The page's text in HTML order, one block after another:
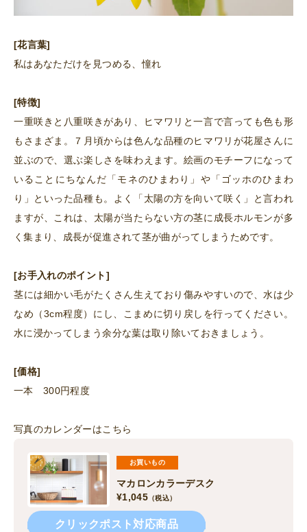
[花言葉]
私はあなただけを見つめる、憧れ
[特徴]
一重咲きと八重咲きがあり、ヒマワリと一言で言っても色も形
もさまざま。７月頃からは色んな品種のヒマワリが花屋さんに
並ぶので、選ぶ楽しさを味わえます。絵画のモチーフになって
いることにちなんだ「モネのひまわり」や「ゴッホのひまわ
り」といった品種も。よく「太陽の方を向いて咲く」と言われ
ますが、これは、太陽が当たらない方の茎に成長ホルモンが多
く集まり、成長が促進されて茎が曲がってしまうためです。
[お手入れのポイント]
茎には細かい毛がたくさん生えており傷みやすいので、水は少
なめ（3cm程度）にし、こまめに切り戻しを行ってください。
水に浸かってしまう余分な葉は取り除いておきましょう。
[価格]
一本 300円程度
写真のカレンダーはこちら
お買いもの
マカロンカラーデスク
¥1,045 （税込）
クリックポスト対応商品